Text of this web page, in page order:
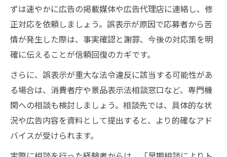
ずは速やかに広告の掲載媒体や広告代理店に連絡し、修
正対応を依頼しましょう。誤表示が原因で応募者から苦
情が発生した際は、事実確認と謝罪、今後の対応策を明
確に伝えることが信頼回復のカギです。
さらに、誤表示が重大な法令違反に該当する可能性があ
る場合は、消費者庁や景品表示法相談窓口など、専門機
関への相談も検討しましょう。相談先では、具体的な状
況や広告内容を資料として提出すると、より的確なアド
バイスが受けられます。